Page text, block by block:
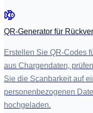
QR-Generator für
Erstellen Sie QR-Codes
aus Chargendaten,
Sie die Scanbarkeit auf
personenbezogenen
hochgeladen.